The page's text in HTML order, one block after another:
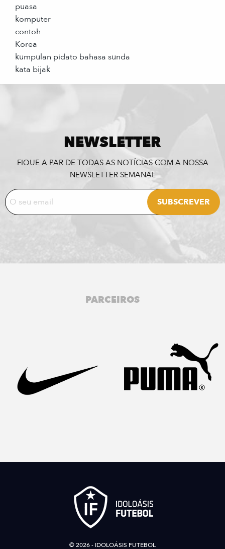
puasa
komputer
contoh
Korea
kumpulan pidato bahasa sunda
kata bijak
NEWSLETTER
FIQUE A PAR DE TODAS AS NOTÍCIAS COM A NOSSA
NEWSLETTER SEMANAL
PARCEIROS
© 2026 - IDOLOÁSIS FUTEBOL